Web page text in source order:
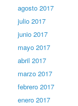
agosto 2017
julio 2017
junio 2017
mayo 2017
abril 2017
marzo 2017
febrero 2017
enero 2017